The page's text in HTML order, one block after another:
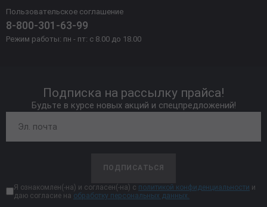
Пользовательское соглашение
8-800-301-63-99
Режим работы: пн - пт: с 8.00 до 18.00
Подписка на рассылку прайса!
Будьте в курсе новых акций и спецпредложений!
ПОДПИСАТЬСЯ
Я ознакомлен(-на) и согласен(-на) с политикой конфиденциальности и
даю согласие на обработку персональных данных.